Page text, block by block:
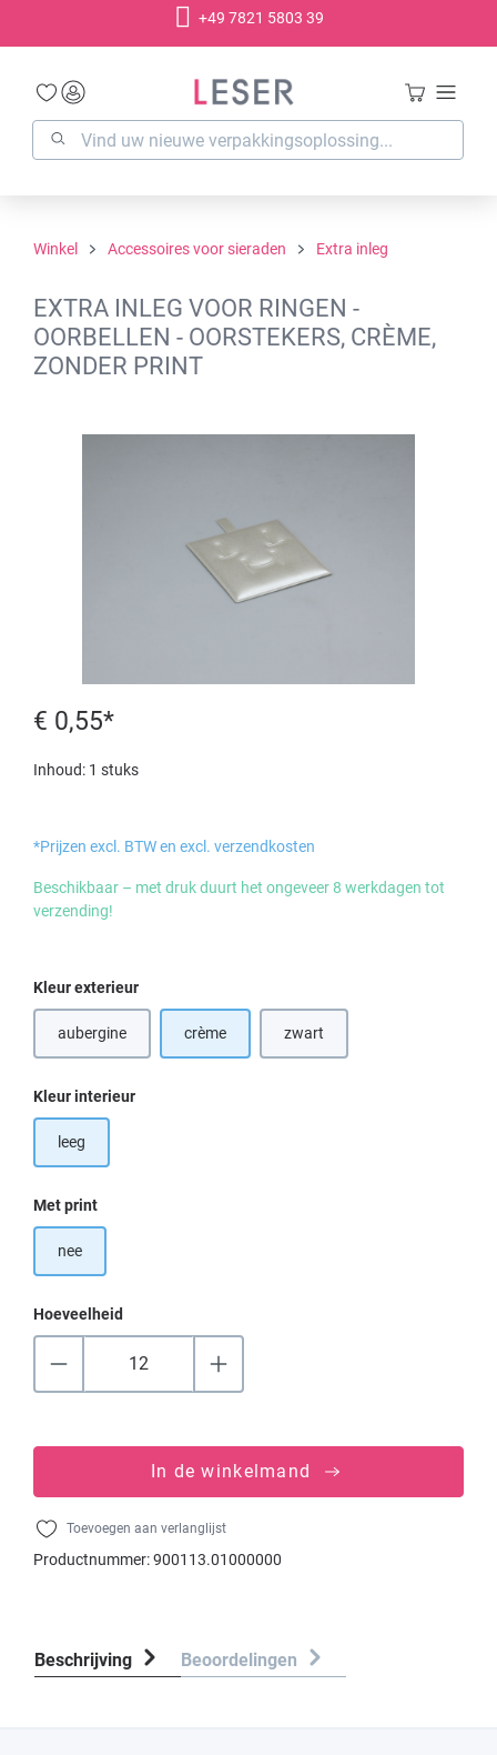
+49 7821 5803 39
Winkel Accessoires voor sieraden Extra inleg
EXTRA INLEG VOOR RINGEN -
OORBELLEN - OORSTEKERS, CRÈME,
ZONDER PRINT
€ 0,55*
Inhoud: 1 stuks
*Prijzen excl. BTW en excl. verzendkosten
Beschikbaar – met druk duurt het ongeveer 8 werkdagen tot
verzending!
Selecteer
Kleur exterieur
aubergine crème zwart
Selecteer
Kleur interieur
leeg
Selecteer
Met print
nee
Hoeveelheid
In de winkelmand
Toevoegen aan verlanglijst
Productnummer:900113.01000000
Beschrijving Beoordelingen